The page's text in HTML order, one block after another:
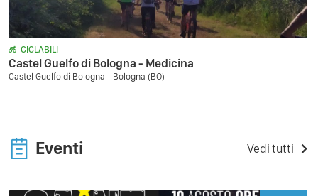
CICLABILI
Castel Guelfo di Bologna - Medicina
Castel Guelfo di Bologna - Bologna (BO)
Eventi Vedi tutti